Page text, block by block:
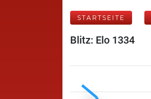
STARTSEITE
Blitz: Elo 1334